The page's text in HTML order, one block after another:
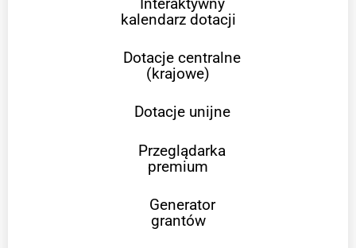
kalendarz dotacji
Dotacje centralne
(krajowe)
Dotacje unijne
Przeglądarka
premium
Generator
grantów